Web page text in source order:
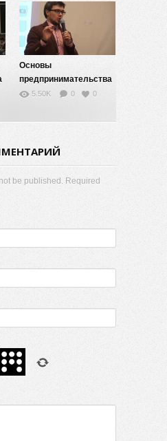
Основы
предпринимательства
— 75.50K 0 0
be published. Required